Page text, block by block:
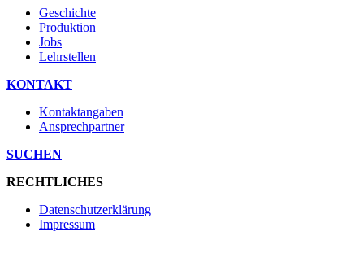
Geschichte
Produktion
Jobs
Lehrstellen
KONTAKT
Kontaktangaben
Ansprechpartner
SUCHEN
RECHTLICHES
Datenschutzerklärung
Impressum